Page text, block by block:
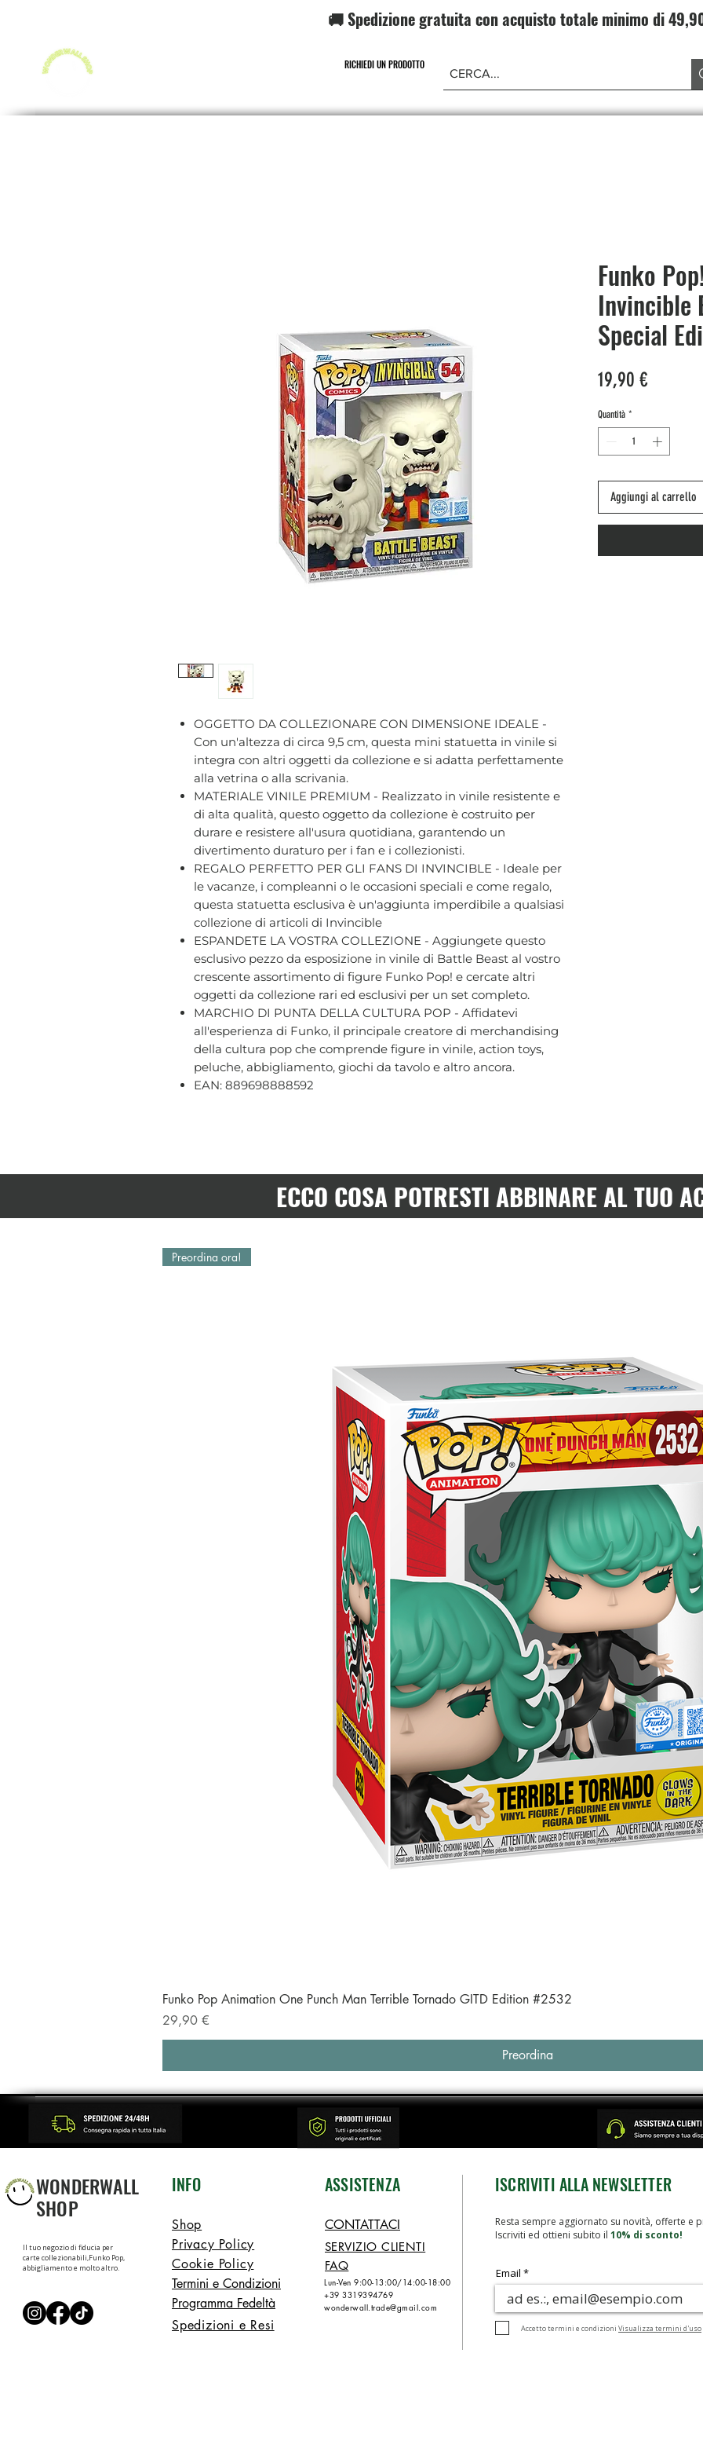
🚚 Spedizione gratuita con acquisto totale minimo di
RICHIEDI UN PRODOTTO
OGGETTO DA COLLEZIONARE CON DIMENSIONE IDEALE -
Con un'altezza di circa 9,5 cm, questa mini statuetta in vinile si
integra con altri oggetti da collezione e si adatta perfettamente
alla vetrina o alla scrivania.
MATERIALE VINILE PREMIUM - Realizzato in vinile resistente e
di alta qualità, questo oggetto da collezione è costruito per
durare e resistere all'usura quotidiana, garantendo un
divertimento duraturo per i fan e i collezionisti.
REGALO PERFETTO PER GLI FANS DI INVINCIBLE - Ideale per
le vacanze, i compleanni o le occasioni speciali e come regalo,
questa statuetta esclusiva è un'aggiunta imperdibile a qualsiasi
collezione di articoli di Invincible
ESPANDETE LA VOSTRA COLLEZIONE - Aggiungete questo
esclusivo pezzo da esposizione in vinile di Battle Beast al vostro
crescente assortimento di figure Funko Pop! e cercate altri
oggetti da collezione rari ed esclusivi per un set completo.
MARCHIO DI PUNTA DELLA CULTURA POP - Affidatevi
all'esperienza di Funko, il principale creatore di merchandising
della cultura pop che comprende figure in vinile, action toys,
peluche, abbigliamento, giochi da tavolo e altro ancora.
EAN: 889698888592
Funko
Invincible
Special
19,90 €Prezzo
Quantità *
Aggiungi al carrello
ECCO COSA POTRESTI ABBINARE AL TUO
Vista rapida
Preordina ora!
Funko Pop Animation One Punch Man Terrible Tornado GITD Edition #2532
Prezzo
29,90 €
Preordina
WONDERWALL
SHOP
INFO ASSISTENZA
Il tuo negozio di fiducia per
carte collezionabili,Funko Pop,
abbigliamento e molto altro.
Shop
Privacy Policy
Cookie Policy
Termini e Condizioni
Programma Fedeltà
Spedizioni e Resi
CONTATTACI
SERVIZIO CLIENTI
FAQ
Lun-Ven 9:00-13:00/14:00-18:00
+39 3319394769
wonderwall.trade@gmail.com
Email
Accetto termini e condizioni Visualizza termini d'uso
ISCRIVITI ALLA NEWSLETTER
Resta sempre aggiornato su novità, offerte e
Iscriviti ed ottieni subito il 10% di sconto!